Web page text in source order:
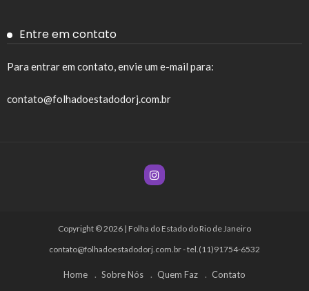
Entre em contato
Para entrar em contato, envie um e-mail para:
contato@folhadoestadodorj.com.br
Copyright © 2026 | Folha do Estado do Rio de Janeiro
contato@folhadoestadodorj.com.br- tel.(11)91754-6532
Home Sobre Nós Quem Faz Contato